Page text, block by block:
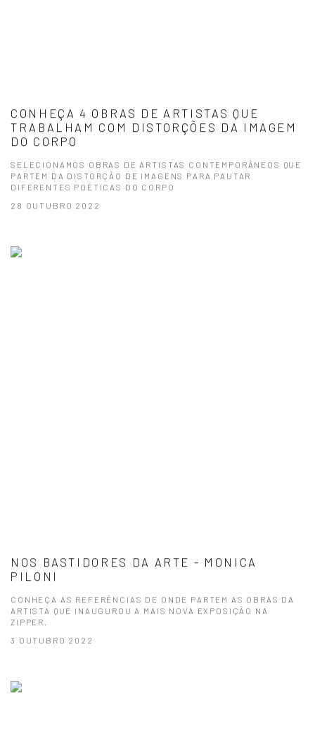
CONHEÇA 4 OBRAS DE ARTISTAS QUE
TRABALHAM COM DISTORÇÕES DA IMAGEM
DO CORPO
SELECIONAMOS OBRAS DE ARTISTAS CONTEMPORÂNEOS QUE
PARTEM DA DISTORÇÃO DE IMAGENS PARA PAUTAR
DIFERENTES POÉTICAS DO CORPO
28 OUTUBRO 2022
NOS BASTIDORES DA ARTE - MONICA
PILONI
CONHEÇA AS REFERÊNCIAS DE ONDE PARTEM AS OBRAS DA
ARTISTA QUE INAUGUROU A MAIS NOVA EXPOSIÇÃO NA
ZIPPER.
3 OUTUBRO 2022